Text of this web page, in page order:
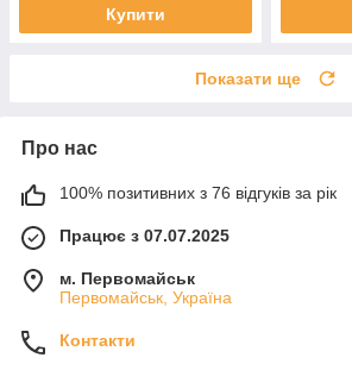
Купити
Показати ще
Про нас
100% позитивних з 76 відгуків за рік
Працює з 07.07.2025
м. Первомайськ
Первомайськ, Україна
Контакти